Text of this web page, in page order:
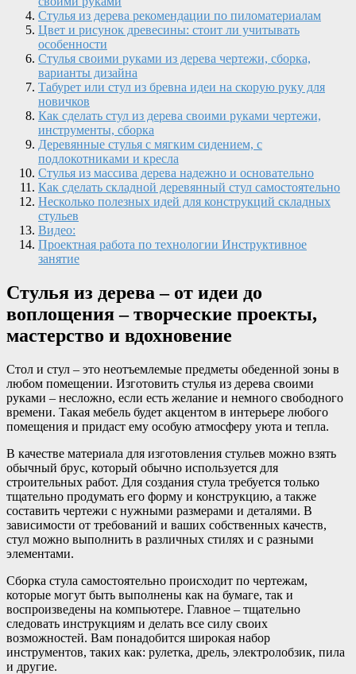
Стулья из дерева рекомендации по пиломатериалам
Цвет и рисунок древесины: стоит ли учитывать
особенности
Стулья своими руками из дерева чертежи, сборка,
варианты дизайна
Табурет или стул из бревна идеи на скорую руку для
новичков
Как сделать стул из дерева своими руками чертежи,
инструменты, сборка
Деревянные стулья с мягким сидением, с
подлокотниками и кресла
Стулья из массива дерева надежно и основательно
Как сделать складной деревянный стул самостоятельно
Несколько полезных идей для конструкций складных
стульев
Видео:
Проектная работа по технологии Инструктивное
занятие
Стулья из дерева – от идеи до
воплощения – творческие проекты,
мастерство и вдохновение
Стол и стул – это неотъемлемые предметы обеденной зоны в
любом помещении. Изготовить стулья из дерева своими
руками – несложно, если есть желание и немного свободного
времени. Такая мебель будет акцентом в интерьере любого
помещения и придаст ему особую атмосферу уюта и тепла.
В качестве материала для изготовления стульев можно взять
обычный брус, который обычно используется для
строительных работ. Для создания стула требуется только
тщательно продумать его форму и конструкцию, а также
составить чертежи с нужными размерами и деталями. В
зависимости от требований и ваших собственных качеств,
стул можно выполнить в различных стилях и с разными
элементами.
Сборка стула самостоятельно происходит по чертежам,
которые могут быть выполнены как на бумаге, так и
воспроизведены на компьютере. Главное – тщательно
следовать инструкциям и делать все силу своих
возможностей. Вам понадобится широкая набор
инструментов, таких как: рулетка, дрель, электролобзик, пила
и другие.